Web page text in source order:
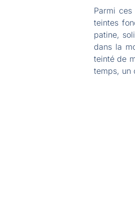
Parmi
teintes
patine,
dans la
teinté de
temps, un